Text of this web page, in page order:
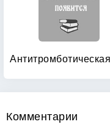
Комментарии